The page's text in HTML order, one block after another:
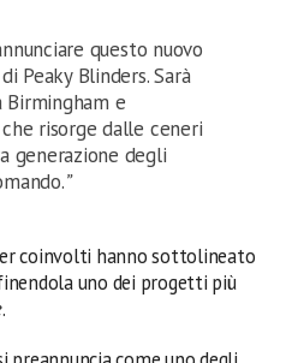
questo nuovo
Peaky Blinders. Sarà
e
risorge dalle ceneri
generazione degli
”
coinvolti hanno sottolineato
uno dei progetti più
.